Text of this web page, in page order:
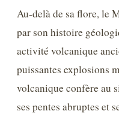
Au-delà de sa flore, le
par son histoire
activité volcanique
puissantes explosions
volcanique confère au
ses pentes abruptes et